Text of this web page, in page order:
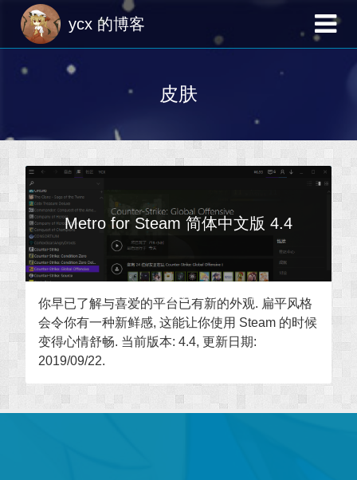
ycx 的博客
皮肤
Metro for Steam 简体中文版 4.4
2016-12-06 星期二 · 8 个评论
你早已了解与喜爱的平台已有新的外观. 扁平风格
会令你有一种新鲜感, 这能让你使用 Steam 的时候
变得心情舒畅. 当前版本: 4.4, 更新日期:
2019/09/22.